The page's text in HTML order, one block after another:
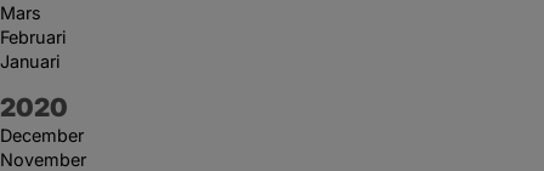
Mars
Februari
Januari
År:
2020
December
November